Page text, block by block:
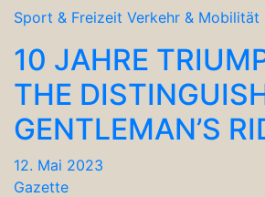
Sport & Freizeit Verkehr & Mobilität
10 JAHRE
THE
GENTLEMAN’S
12. Mai 2023
Gazette